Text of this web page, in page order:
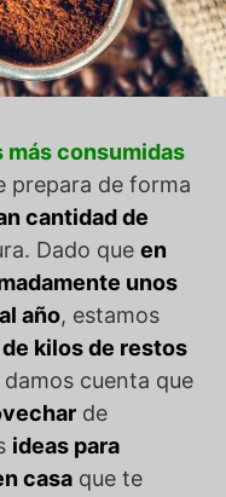
más consumidas
prepara de forma
cantidad de
Dado que en
unos
año, estamos
kilos de restos
cuenta que
de
ideas para
casa que te